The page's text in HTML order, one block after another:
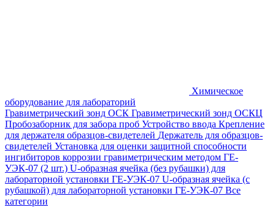
Химическое
оборудование для лабораторий
Гравиметрический зонд ОСК Гравиметрический зонд ОСКЦ
Пробозаборник для забора проб Устройство ввода Крепление
для держателя образцов-свидетелей Держатель для образцов-
свидетелей Установка для оценки защитной способности
ингибиторов коррозии гравиметрическим методом ГЕ-
УЭК-07 (2 шт.) U-образная ячейка (без рубашки) для
лабораторной установки ГЕ-УЭК-07 U-образная ячейка (с
рубашкой) для лабораторной установки ГЕ-УЭК-07 Все
категории